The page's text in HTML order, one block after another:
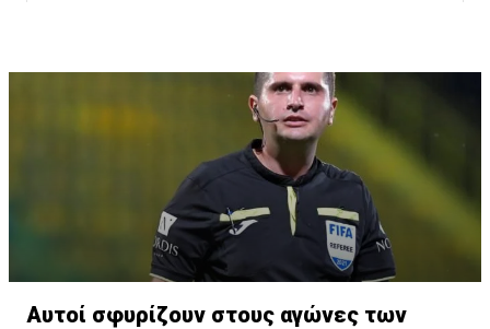
Αυτοί σφυρίζουν στους αγώνες των